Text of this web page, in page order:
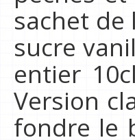
sachet de
sucre
entier
Version
fondre le